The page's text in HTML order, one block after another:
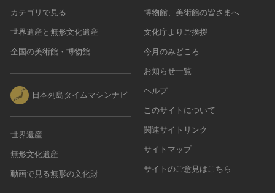
カテゴリで見る
世界遺産と無形文化遺産
全国の美術館・博物館
日本列島タイムマシンナビ
世界遺産
無形文化遺産
動画で見る無形の文化財
博物館、美術館の皆さまへ
文化庁よりご挨拶
今月のみどころ
お知らせ一覧
ヘルプ
このサイトについて
関連サイトリンク
サイトマップ
サイトのご意見はこちら